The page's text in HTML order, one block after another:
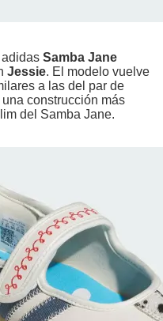
Samba Jane
Jessie. El modelo vuelve
a las del par de
construcción más
del Samba Jane.